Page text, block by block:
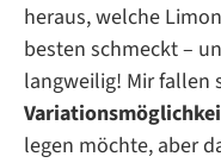
heraus, welche
besten schmeckt –
langweilig! Mir fallen
legen möchte, aber